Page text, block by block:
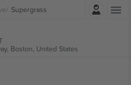
Supergrass
ログイン
Boston, United States